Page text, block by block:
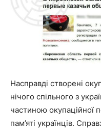
Насправді створені
нічого спільного з
частиною окупаційної
пам’яті українців.